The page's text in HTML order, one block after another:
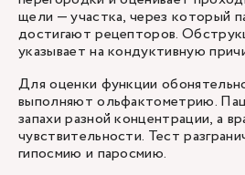
щели — участка, через который
достигают рецепторов.
указывает на кондуктивную
Для оценки функции
выполняют ольфактометрию.
запахи разной концентрации, а
чувствительности. Тест
гипосмию и паросмию.